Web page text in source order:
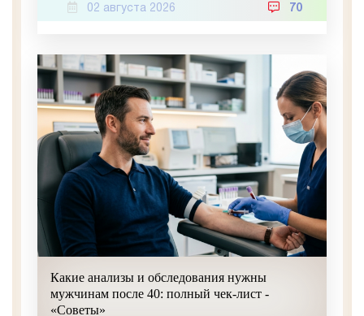
02 августа 2026 70
Какие анализы и обследования нужны
мужчинам после 40: полный чек-лист -
«Советы»